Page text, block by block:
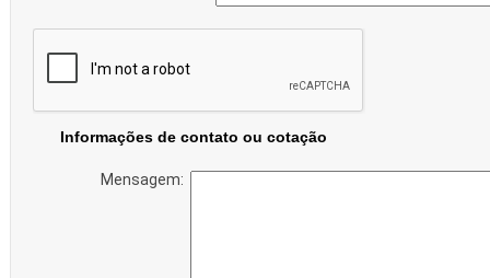
Informações de contato ou cotação
Mensagem: